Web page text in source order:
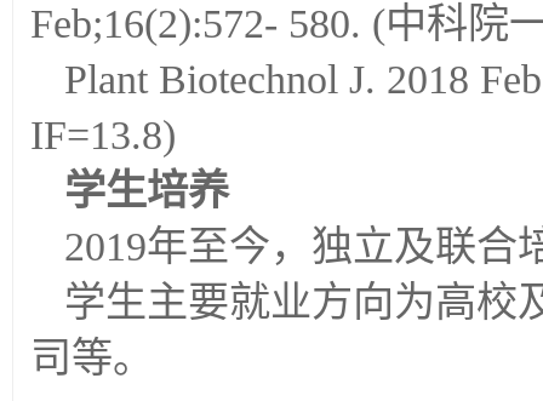
Feb;16(2):572- 580. (中科院
Plant Biotechnol J. 2018
IF=13.8)
学生培养
2019年至今，独立及联合
学生主要就业方向为高校
司等。